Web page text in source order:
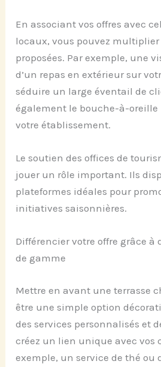
En associant vos offres avec
locaux, vous pouvez multiplier
proposées. Par exemple, une
d’un repas en extérieur sur
séduire un large éventail de
également le bouche-à-oreille
votre établissement.
Le soutien des offices de
jouer un rôle important. Ils
plateformes idéales pour
initiatives saisonnières.
Différencier votre offre grâce à
de gamme
Mettre en avant une terrasse
être une simple option
des services personnalisés et
créez un lien unique avec vos
exemple, un service de thé ou